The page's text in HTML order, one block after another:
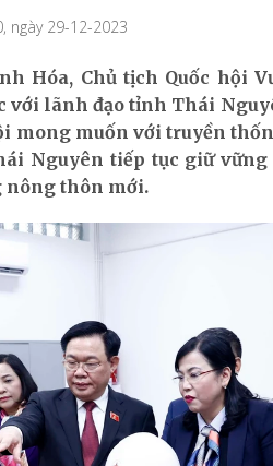
ngày 29-12-2023
Hóa, Chủ tịch Quốc hội
với lãnh đạo tỉnh Thái
mong muốn với truyền
Nguyên tiếp tục giữ
nông thôn mới.